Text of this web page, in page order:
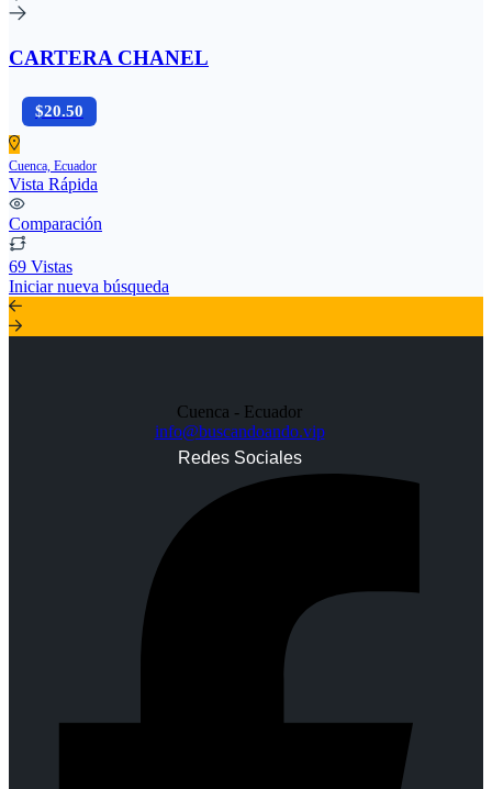
CARTERA CHANEL
$20.50
Cuenca, Ecuador
Vista Rápida
Comparación
69 Vistas
Iniciar nueva búsqueda
Cuenca - Ecuador
info@buscandoando.vip
Redes Sociales